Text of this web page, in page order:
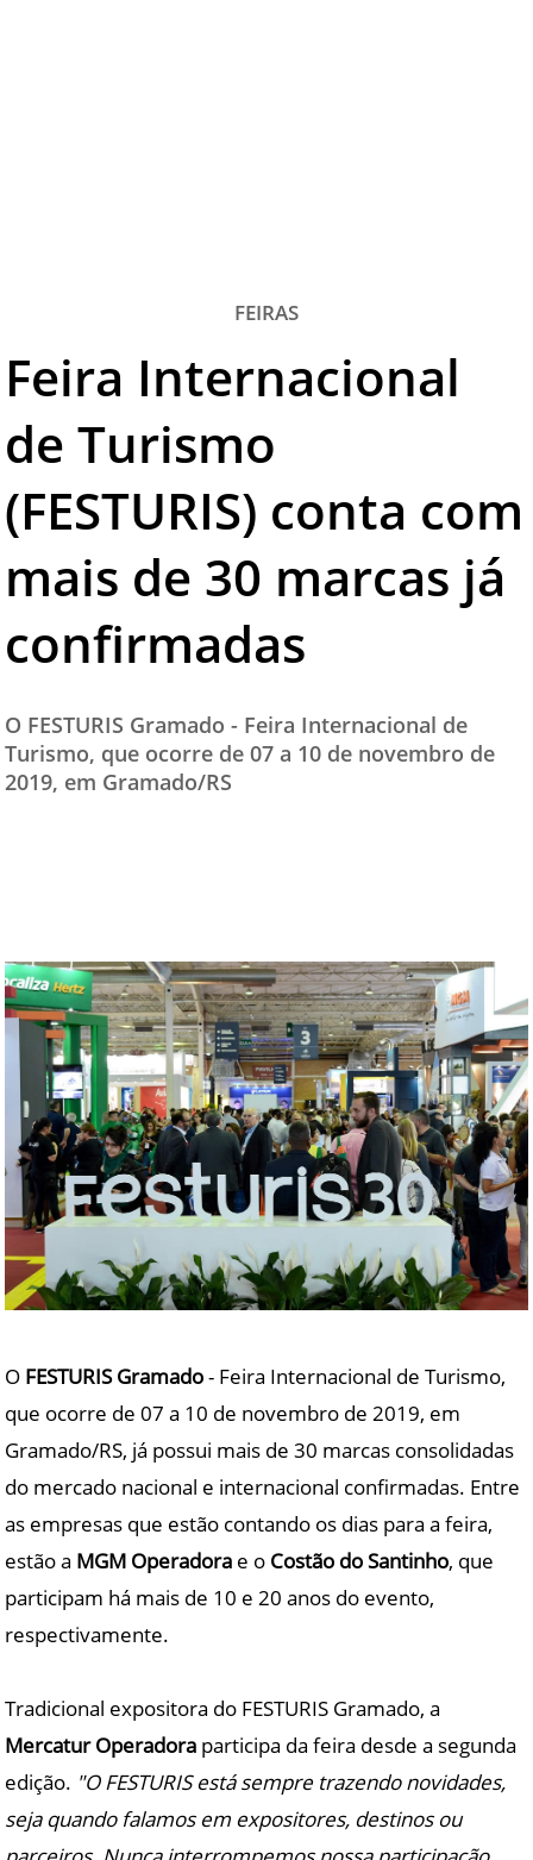
FEIRAS
Feira Internacional
de Turismo
(FESTURIS) conta com
mais de 30 marcas já
confirmadas
O FESTURIS Gramado - Feira Internacional de
Turismo, que ocorre de 07 a 10 de novembro de
2019, em Gramado/RS
O FESTURIS Gramado- Feira Internacional de Turismo,
que ocorre de 07 a 10 de novembro de 2019, em
Gramado/RS, já possui mais de 30 marcas consolidadas
do mercado nacional e internacional confirmadas. Entre
as empresas que estão contando os dias para a feira,
estão a MGM Operadora e o Costão do Santinho, que
participam há mais de 10 e 20 anos do evento,
respectivamente.
Tradicional expositora do FESTURIS Gramado, a
Mercatur Operadora participa da feira desde a segunda
edição. "O FESTURIS está sempre trazendo novidades,
seja quando falamos em expositores, destinos ou